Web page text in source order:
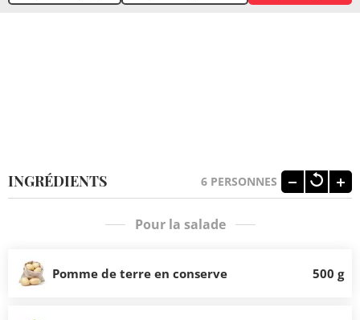
INGRÉDIENTS 6 PERSONNES
Pour la salade
Pomme de terre en conserve 500 g